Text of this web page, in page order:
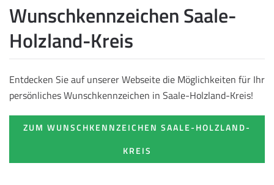
Wunschkennzeichen Saale-
Holzland-Kreis
Entdecken Sie auf unserer Webseite die Möglichkeiten für Ihr
persönliches Wunschkennzeichen in Saale-Holzland-Kreis!
ZUM WUNSCHKENNZEICHEN SAALE-HOLZLAND-
KREIS